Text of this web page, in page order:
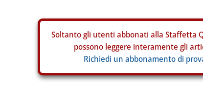
Soltanto gli utenti abbonati alla Staffetta
possono leggere interamente gli
Richiedi un abbonamento di